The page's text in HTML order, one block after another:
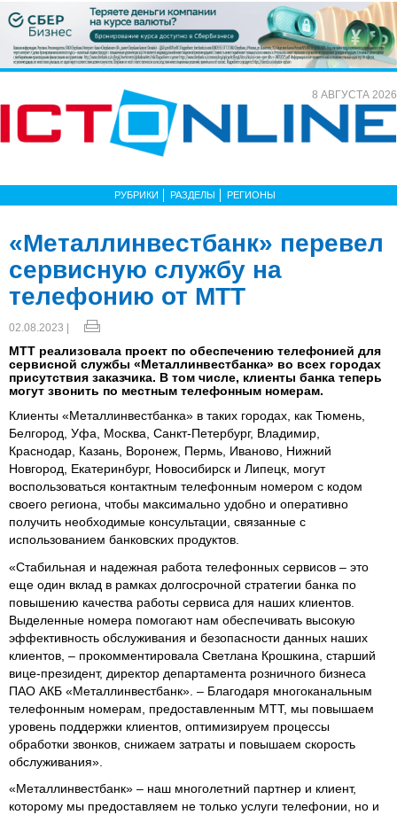
8 АВГУСТА 2026
РУБРИКИ РАЗДЕЛЫ РЕГИОНЫ
«Металлинвестбанк» перевел
сервисную службу на
телефонию от МТТ
02.08.2023 |
МТТ реализовала проект по обеспечению телефонией для
сервисной службы «Металлинвестбанка» во всех городах
присутствия заказчика. В том числе, клиенты банка теперь
могут звонить по местным телефонным номерам.
Клиенты «Металлинвестбанка» в таких городах, как Тюмень,
Белгород, Уфа, Москва, Санкт-Петербург, Владимир,
Краснодар, Казань, Воронеж, Пермь, Иваново, Нижний
Новгород, Екатеринбург, Новосибирск и Липецк, могут
воспользоваться контактным телефонным номером с кодом
своего региона, чтобы максимально удобно и оперативно
получить необходимые консультации, связанные с
использованием банковских продуктов.
«Стабильная и надежная работа телефонных сервисов – это
еще один вклад в рамках долгосрочной стратегии банка по
повышению качества работы сервиса для наших клиентов.
Выделенные номера помогают нам обеспечивать высокую
эффективность обслуживания и безопасности данных наших
клиентов, – прокомментировала Светлана Крошкина, старший
вице-президент, директор департамента розничного бизнеса
ПАО АКБ «Металлинвестбанк». – Благодаря многоканальным
телефонным номерам, предоставленным МТТ, мы повышаем
уровень поддержки клиентов, оптимизируем процессы
обработки звонков, снижаем затраты и повышаем скорость
обслуживания».
«Металлинвестбанк» – наш многолетний партнер и клиент,
которому мы предоставляем не только услуги телефонии, но и